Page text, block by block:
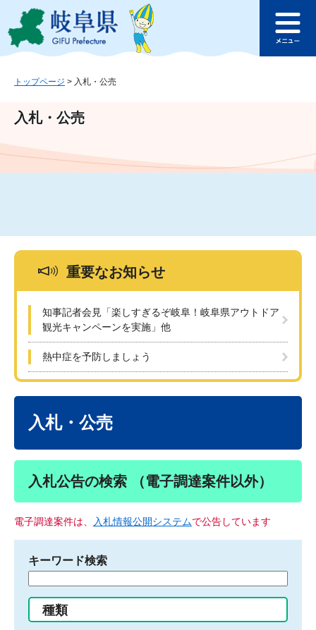
ジ
ュ
文
このページの本文へ
ュ
トップページ > 入札・公売
入札・公売
重要なお知らせ
知事記者会見「楽しすぎるぞ岐阜！岐阜県アウトドア
観光キャンペーンを実施」他
熱中症を予防しましょう
入札・公売
入札公告の検索 （電子調達案件以外）
電子調達案件は、 入札情報公開システムで公告しています
キーワード検索
る
種類